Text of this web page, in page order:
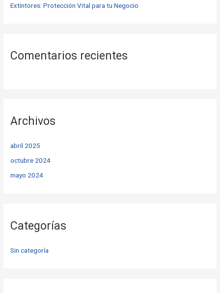
Extintores: Protección Vital para tu Negocio
Comentarios recientes
Archivos
abril 2025
octubre 2024
mayo 2024
Categorías
Sin categoría